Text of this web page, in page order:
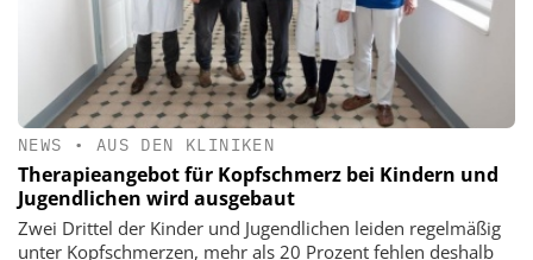
NEWS • AUS DEN KLINIKEN
Therapieangebot für Kopfschmerz bei Kindern und
Jugendlichen wird ausgebaut
Zwei Drittel der Kinder und Jugendlichen leiden regelmäßig
unter Kopfschmerzen, mehr als 20 Prozent fehlen deshalb